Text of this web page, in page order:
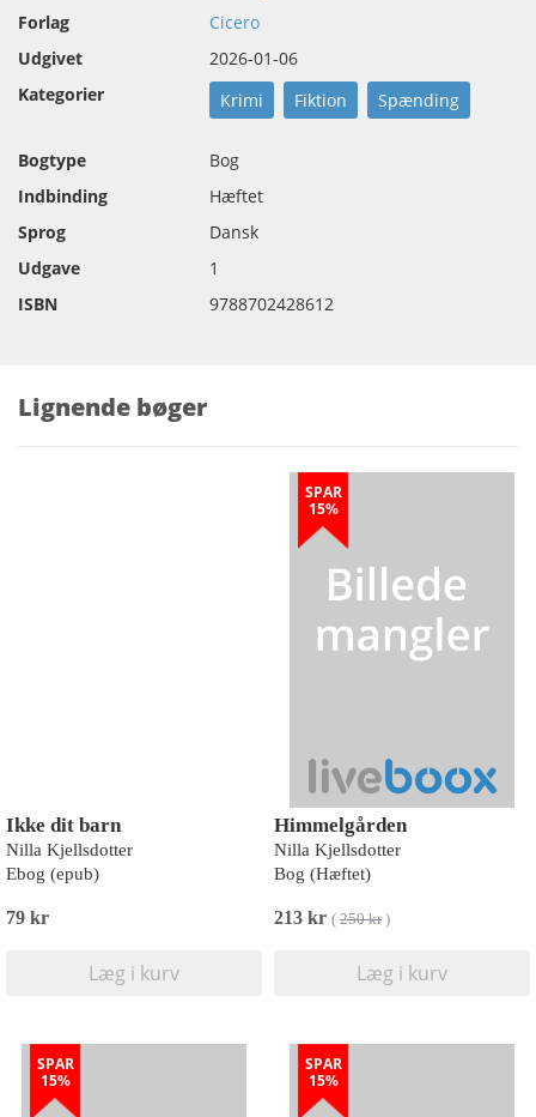
Forlag
Cicero
Udgivet
2026-01-06
Kategorier
Krimi Fiktion Spænding
Bogtype
Bog
Indbinding
Hæftet
Sprog
Dansk
Udgave
1
ISBN
9788702428612
Lignende bøger
Ikke dit barn
Nilla Kjellsdotter
Ebog (epub)
79 kr
Læg i kurv
SPAR
15%
Himmelgården
Nilla Kjellsdotter
Bog (Hæftet)
213 kr ( 250 kr)
Læg i kurv
SPAR
15%
SPAR
15%